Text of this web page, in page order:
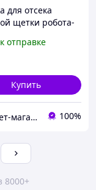
для отсека
щетки робота-
Ultra / L10 Prime /
/ D10s
отправке
Купить
Інтернет-магазин "Roboshop" (ФОП Малютін Д.М.) 100%
8000+